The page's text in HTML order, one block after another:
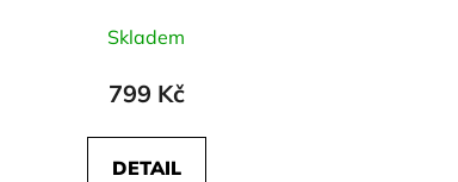
Skladem
799 Kč
DETAIL